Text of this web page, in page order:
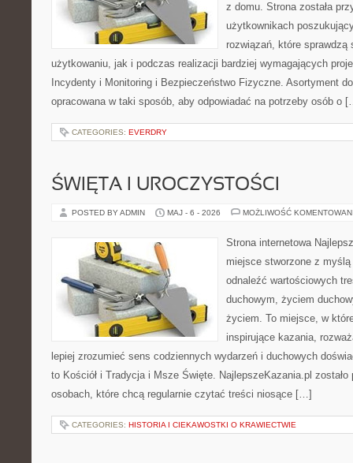
z domu. Strona została
użytkownikach
rozwiązań, które sprawdzą
użytkowaniu, jak i podczas realizacji bardziej wymagających
Incydenty i Monitoring i Bezpieczeństwo Fizyczne. Asortyment
opracowana w taki sposób, aby odpowiadać na potrzeby osób o
CATEGORIES: EVERDRY
ŚWIĘTA I UROCZYSTOŚCI
POSTED BY ADMIN MAJ - 6 - 2026 MOŻLIWOŚĆ
Strona internetowa
miejsce stworzone z
odnaleźć wartościowych
duchowym, życiem
życiem. To miejsce, w
inspirujące kazania,
lepiej zrozumieć sens codziennych wydarzeń i duchowych
to Kościół i Tradycja i Msze Święte. NajlepszeKazania.pl
osobach, które chcą regularnie czytać treści niosące […]
CATEGORIES: HISTORIA I CIEKAWOSTKI O KRAWIECTWIE